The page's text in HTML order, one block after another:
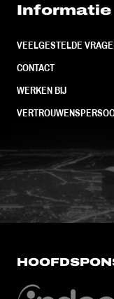
Informatie
VEELGESTELDE
CONTACT
WERKEN BIJ
FC